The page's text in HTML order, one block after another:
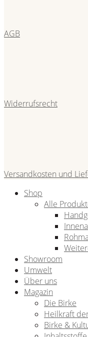
AGB
Widerrufsrecht
Versandkosten und
Shop
Alle
Showroom
Umwelt
Über uns
Magazin
Die Birke
Heilkraft
Birke &